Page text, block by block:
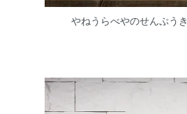
やねうらべやのせんぷうき